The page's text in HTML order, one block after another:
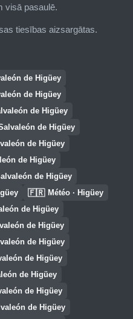
visā pasaulē.
tiesības aizsargātas.
de Higüey
de Higüey
de Higüey
de Higüey
de Higüey
de Higüey
de Higüey
🇫🇷 Météo · Higüey
de Higüey
de Higüey
de Higüey
de Higüey
de Higüey
de Higüey
de Higüey